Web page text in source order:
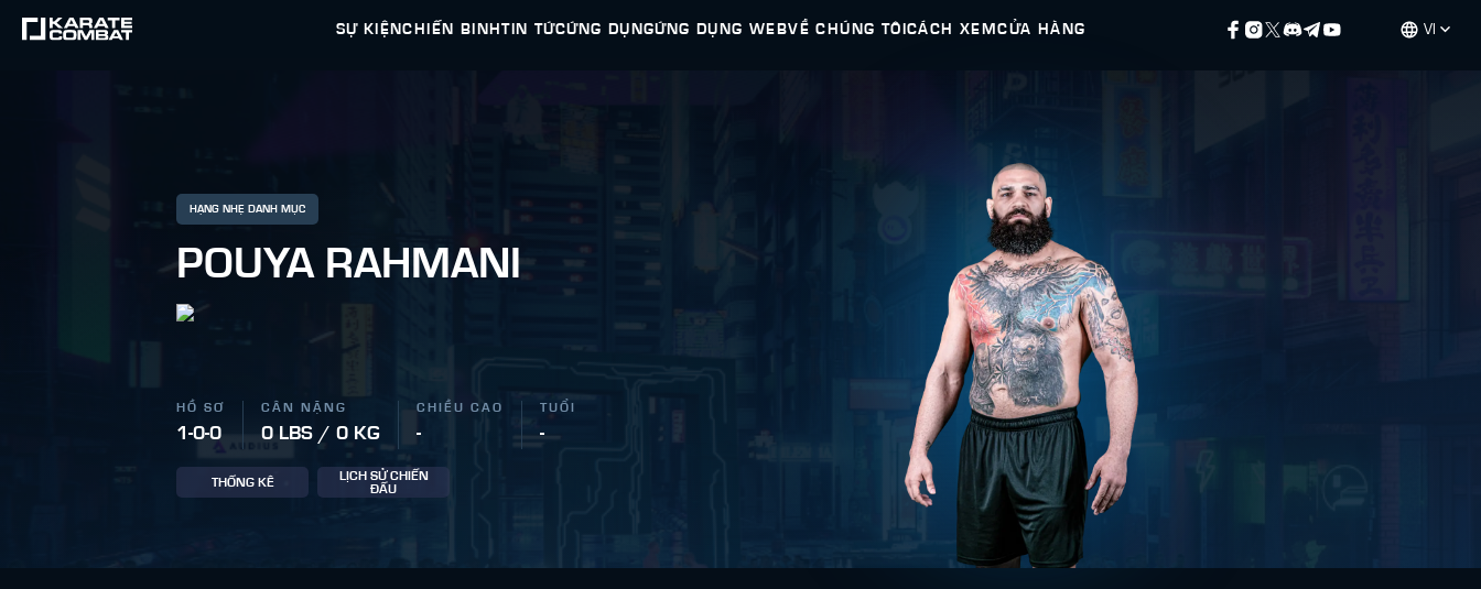
VI
SỰ KIỆNCHIẾN BINHTIN TỨCỨNG DỤNGỨNG DỤNG WEBVỀ CHÚNG TÔICÁCH XEMCỬA HÀNG
HẠNG NHẸ DANH MỤC
POUYA RAHMANI
HỒ SƠ
1-0-0
CÂN NẶNG
0 LBS / 0 KG
CHIỀU CAO
-
TUỔI
-
THỐNG KÊ
LỊCH SỬ CHIẾN
ĐẤU